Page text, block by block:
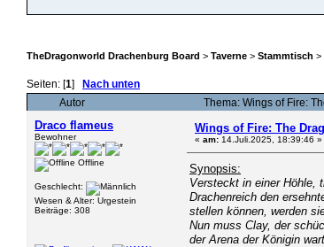
TheDragonworld Drachenburg Board > Taverne > Stammtisch >
Seiten: [1] Nach unten
Autor Thema: Wings of Fire:
Draco flameus
Bewohner
Offline
Geschlecht:
Wesen & Alter: Urgestein
Beiträge: 308
Wings of Fire: The
« am: 14.Juli.2025, 18:39:46 »
Synopsis:
Versteckt in einer Höhle,
Drachenreich den
stellen können, werden
Nun muss Clay, der
der Arena der Königin